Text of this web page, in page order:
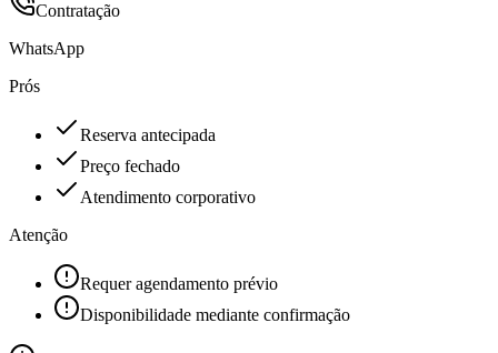
Contratação
WhatsApp
Prós
Reserva antecipada
Preço fechado
Atendimento corporativo
Atenção
Requer agendamento prévio
Disponibilidade mediante confirmação